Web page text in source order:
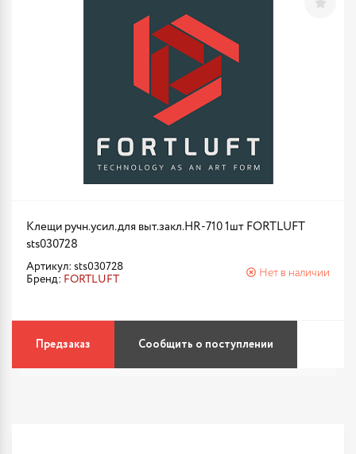
Клещи ручн.усил.для выт.закл.HR-710 1шт FORTLUFT
sts030728
Артикул: sts030728
Бренд: FORTLUFT
Нет в наличии
Предзаказ Сообщить о поступлении